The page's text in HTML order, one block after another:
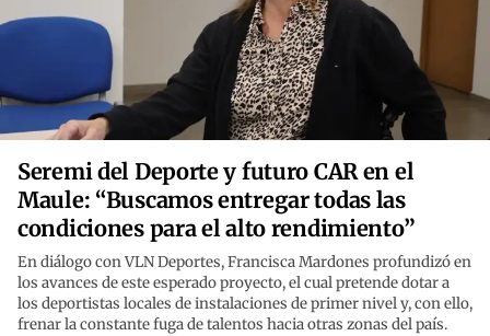
Seremi del Deporte y futuro CAR en el
Maule: “Buscamos entregar todas las
condiciones para el alto rendimiento”
En diálogo con VLN Deportes, Francisca Mardones profundizó en
los avances de este esperado proyecto, el cual pretende dotar a
los deportistas locales de instalaciones de primer nivel y, con ello,
frenar la constante fuga de talentos hacia otras zonas del país.